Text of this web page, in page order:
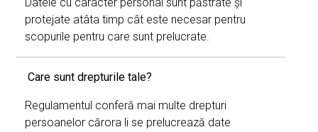
protejate atâta timp cât este necesar pentru
scopurile pentru care sunt prelucrate.
Care sunt drepturile tale?
Regulamentul conferă mai multe drepturi
persoanelor cărora li se prelucrează date